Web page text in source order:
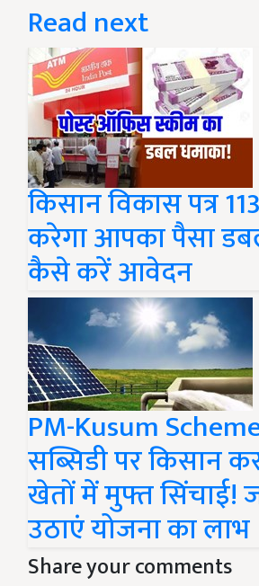
Read next
किसान विकास पत्र
करेगा आपका पैसा
कैसे करें आवेदन
PM-Kusum
सब्सिडी पर किसान
खेतों में मुफ्त सिंचाई!
उठाएं योजना का लाभ
Share your comments